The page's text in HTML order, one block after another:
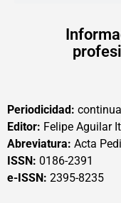
Periodicidad: continua
Editor: Felipe Aguilar
Abreviatura: Acta
ISSN: 0186-2391
e-ISSN: 2395-8235